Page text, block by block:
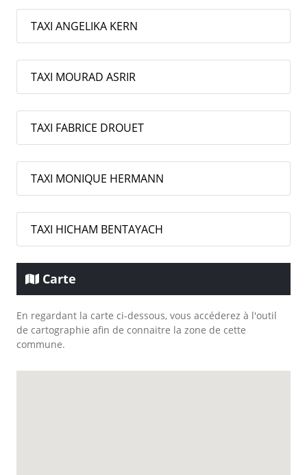
TAXI ANGELIKA KERN
TAXI MOURAD ASRIR
TAXI FABRICE DROUET
TAXI MONIQUE HERMANN
TAXI HICHAM BENTAYACH
Carte
En regardant la carte ci-dessous, vous accéderez à l'outil
de cartographie afin de connaitre la zone de cette
commune.